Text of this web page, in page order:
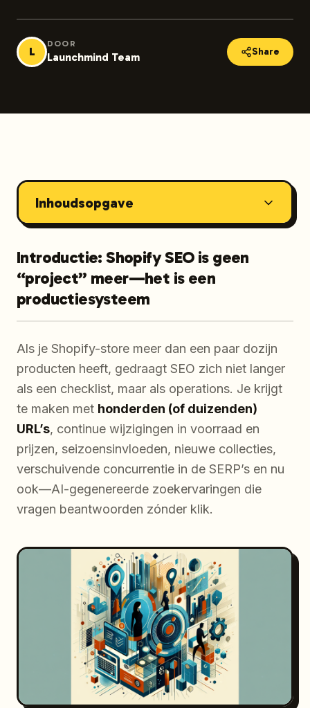
L
DOOR
Launchmind Team Share
Inhoudsopgave
Introductie: Shopify SEO is geen
“project” meer—het is een
productiesysteem
Als je Shopify-store meer dan een paar dozijn
producten heeft, gedraagt SEO zich niet langer
als een checklist, maar als operations. Je krijgt
te maken met honderden (of duizenden)
URL’s, continue wijzigingen in voorraad en
prijzen, seizoensinvloeden, nieuwe collecties,
verschuivende concurrentie in de SERP’s en nu
ook—AI-gegenereerde zoekervaringen die
vragen beantwoorden zónder klik.